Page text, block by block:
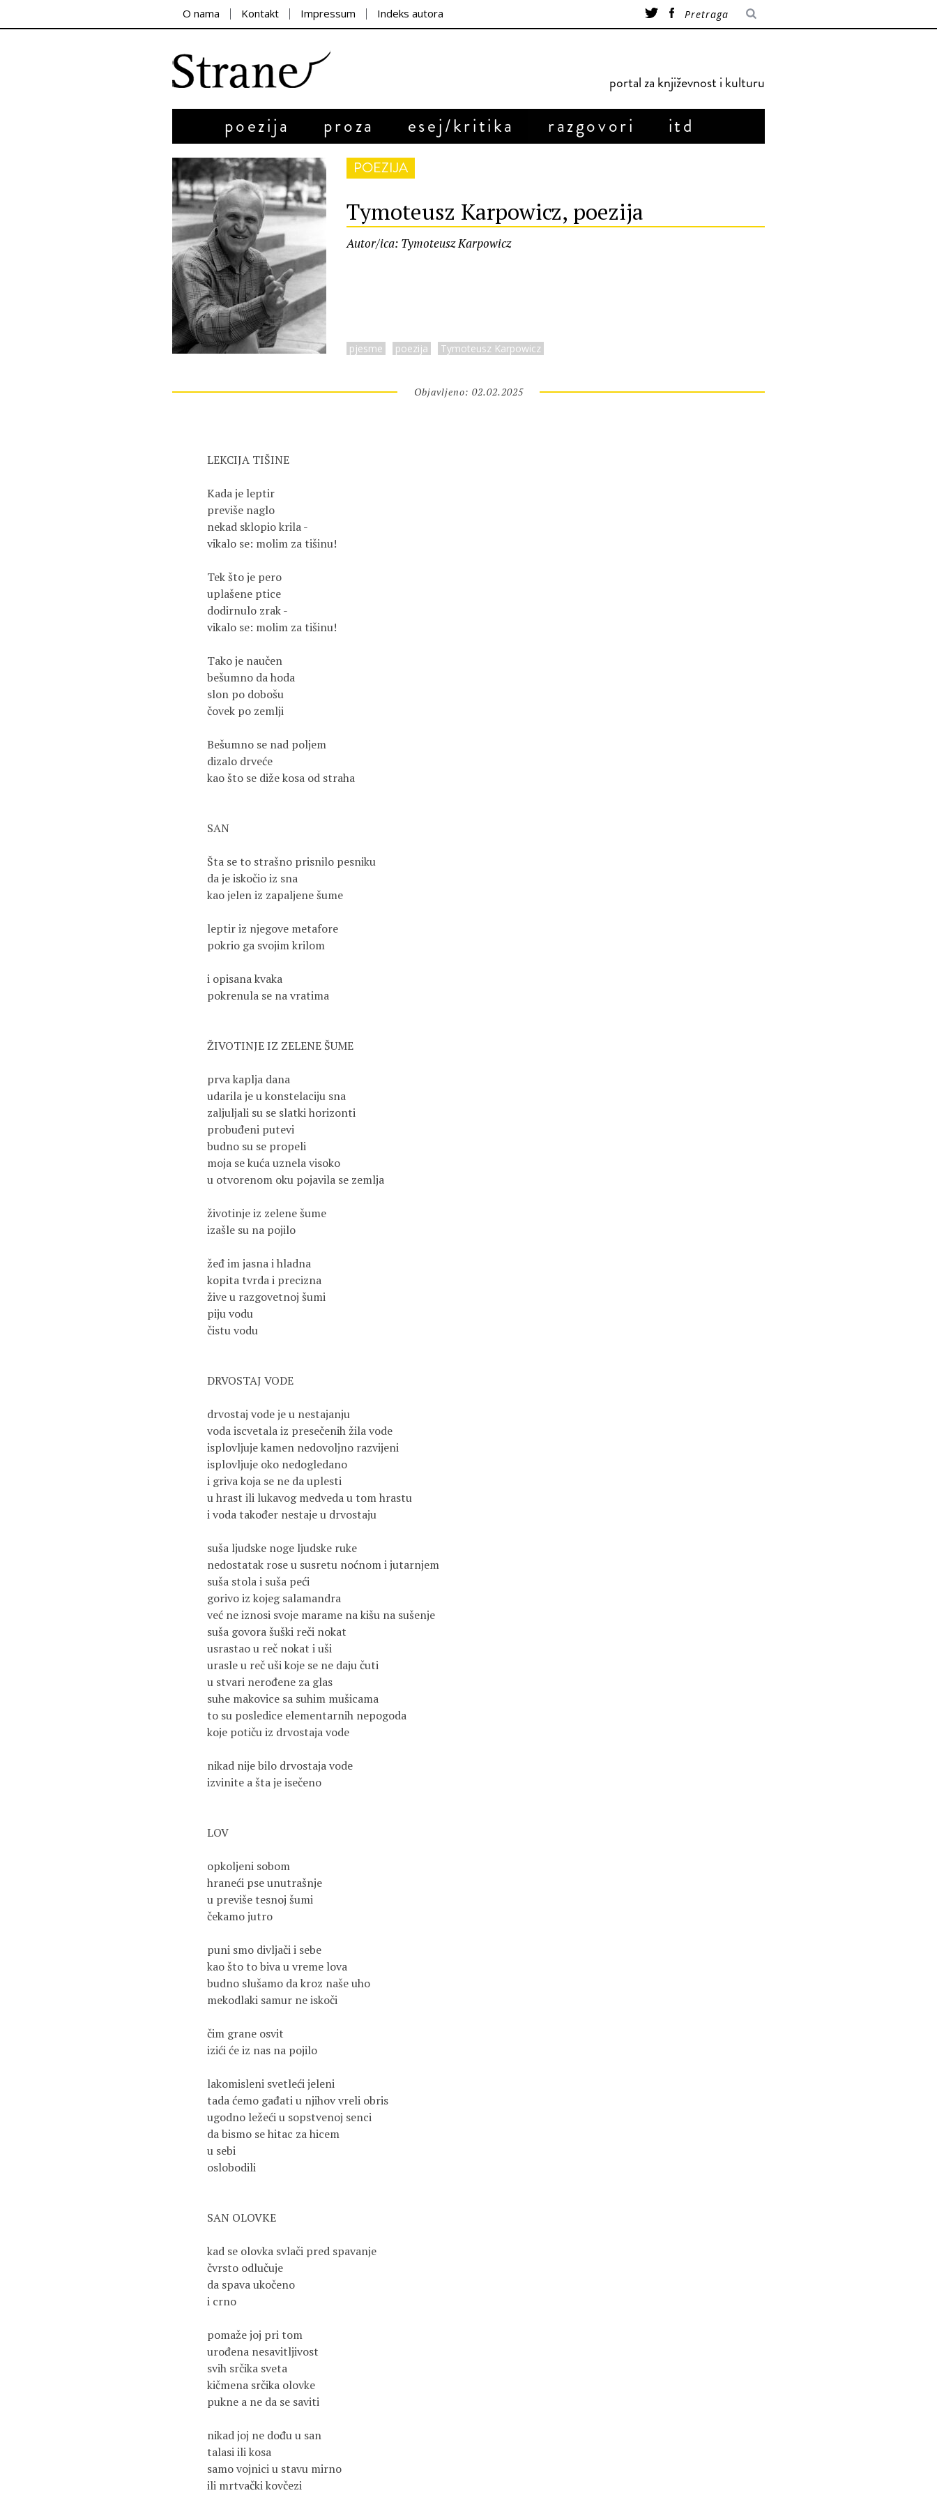
O nama Kontakt Impressum Indeks autora
portal za književnost i kulturu
poezija proza esej/kritika razgovori itd
POEZIJA
Tymoteusz Karpowicz, poezija
Autor/ica: Tymoteusz Karpowicz
pjesme poezija Tymoteusz Karpowicz
Objavljeno: 02.02.2025
LEKCIJA TIŠINE
Kada je leptir
previše naglo
nekad sklopio krila -
vikalo se: molim za tišinu!
Tek što je pero
uplašene ptice
dodirnulo zrak -
vikalo se: molim za tišinu!
Tako je naučen
bešumno da hoda
slon po dobošu
čovek po zemlji
Bešumno se nad poljem
dizalo drveće
kao što se diže kosa od straha
SAN
Šta se to strašno prisnilo pesniku
da je iskočio iz sna
kao jelen iz zapaljene šume
leptir iz njegove metafore
pokrio ga svojim krilom
i opisana kvaka
pokrenula se na vratima
ŽIVOTINJE IZ ZELENE ŠUME
prva kaplja dana
udarila je u konstelaciju sna
zaljuljali su se slatki horizonti
probuđeni putevi
budno su se propeli
moja se kuća uznela visoko
u otvorenom oku pojavila se zemlja
životinje iz zelene šume
izašle su na pojilo
žeđ im jasna i hladna
kopita tvrda i precizna
žive u razgovetnoj šumi
piju vodu
čistu vodu
DRVOSTAJ VODE
drvostaj vode je u nestajanju
voda iscvetala iz presečenih žila vode
isplovljuje kamen nedovoljno razvijeni
isplovljuje oko nedogledano
i griva koja se ne da uplesti
u hrast ili lukavog medveda u tom hrastu
i voda također nestaje u drvostaju
suša ljudske noge ljudske ruke
nedostatak rose u susretu noćnom i jutarnjem
suša stola i suša peći
gorivo iz kojeg salamandra
već ne iznosi svoje marame na kišu na sušenje
suša govora šuški reči nokat
usrastao u reč nokat i uši
urasle u reč uši koje se ne daju čuti
u stvari nerođene za glas
suhe makovice sa suhim mušicama
to su posledice elementarnih nepogoda
koje potiču iz drvostaja vode
nikad nije bilo drvostaja vode
izvinite a šta je isečeno
LOV
opkoljeni sobom
hraneći pse unutrašnje
u previše tesnoj šumi
čekamo jutro
puni smo divljači i sebe
kao što to biva u vreme lova
budno slušamo da kroz naše uho
mekodlaki samur ne iskoči
čim grane osvit
izići će iz nas na pojilo
lakomisleni svetleći jeleni
tada ćemo gađati u njihov vreli obris
ugodno ležeći u sopstvenoj senci
da bismo se hitac za hicem
u sebi
oslobodili
SAN OLOVKE
kad se olovka svlači pred spavanje
čvrsto odlučuje
da spava ukočeno
i crno
pomaže joj pri tom
urođena nesavitljivost
svih srčika sveta
kičmena srčika olovke
pukne a ne da se saviti
nikad joj ne dođu u san
talasi ili kosa
samo vojnici u stavu mirno
ili mrtvački kovčezi